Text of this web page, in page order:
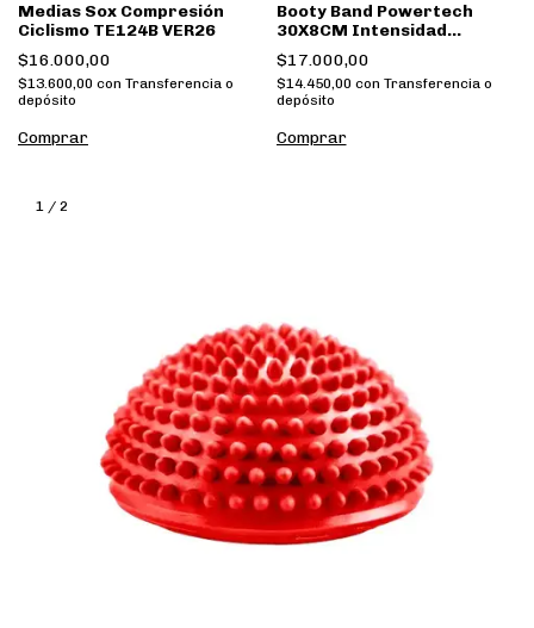
Medias Sox Compresión
Ciclismo TE124B VER26
$16.000,00
$13.600,00 con Transferencia o
depósito
Comprar
Booty Band Powertech
30X8CM Intensidad
Baja/Media
$17.000,00
$14.450,00 con Transferencia o
depósito
Comprar
1 / 2